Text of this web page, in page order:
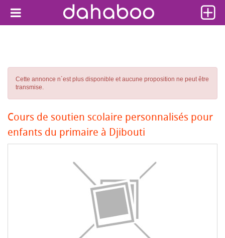
Cette annonce n´est plus disponible et aucune proposition ne peut être
transmise.
Cours de soutien scolaire personnalisés pour
enfants du primaire à Djibouti